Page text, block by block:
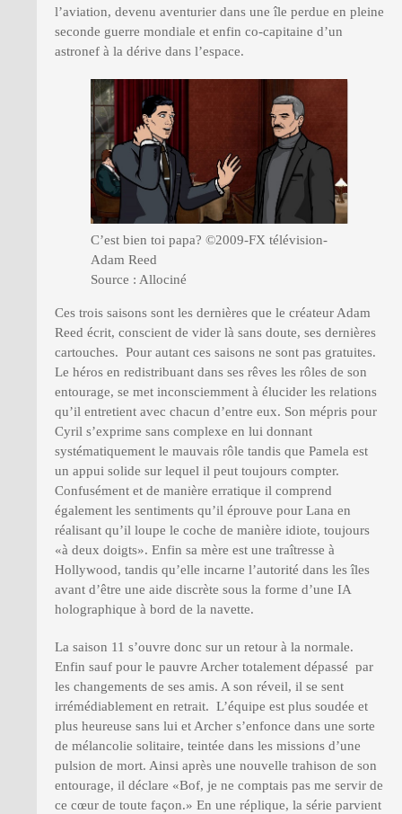
l’aviation, devenu aventurier dans une île perdue en pleine
seconde guerre mondiale et enfin co-capitaine d’un
astronef à la dérive dans l’espace.
C’est bien toi papa? ©2009-FX télévision-
Adam Reed
Source : Allociné
Ces trois saisons sont les dernières que le créateur Adam
Reed écrit, conscient de vider là sans doute, ses dernières
cartouches. Pour autant ces saisons ne sont pas gratuites.
Le héros en redistribuant dans ses rêves les rôles de son
entourage, se met inconsciemment à élucider les relations
qu’il entretient avec chacun d’entre eux. Son mépris pour
Cyril s’exprime sans complexe en lui donnant
systématiquement le mauvais rôle tandis que Pamela est
un appui solide sur lequel il peut toujours compter.
Confusément et de manière erratique il comprend
également les sentiments qu’il éprouve pour Lana en
réalisant qu’il loupe le coche de manière idiote, toujours
«à deux doigts». Enfin sa mère est une traîtresse à
Hollywood, tandis qu’elle incarne l’autorité dans les îles
avant d’être une aide discrète sous la forme d’une IA
holographique à bord de la navette.
La saison 11 s’ouvre donc sur un retour à la normale.
Enfin sauf pour le pauvre Archer totalement dépassé par
les changements de ses amis. A son réveil, il se sent
irrémédiablement en retrait. L’équipe est plus soudée et
plus heureuse sans lui et Archer s’enfonce dans une sorte
de mélancolie solitaire, teintée dans les missions d’une
pulsion de mort. Ainsi après une nouvelle trahison de son
entourage, il déclare «Bof, je ne comptais pas me servir de
ce cœur de toute façon.» En une réplique, la série parvient